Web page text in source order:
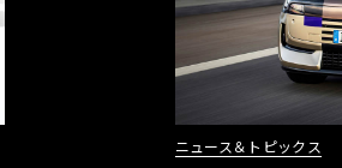
ニュース＆トピックス